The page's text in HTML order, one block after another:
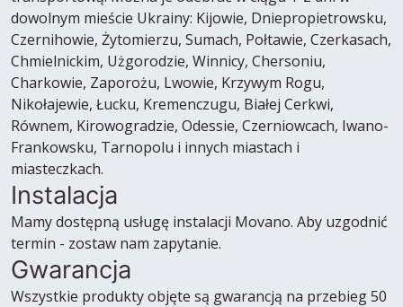
dowolnym mieście Ukrainy: Kijowie, Dniepropietrowsku,
Czernihowie, Żytomierzu, Sumach, Połtawie, Czerkasach,
Chmielnickim, Użgorodzie, Winnicy, Chersoniu,
Charkowie, Zaporożu, Lwowie, Krzywym Rogu,
Nikołajewie, Łucku, Kremenczugu, Białej Cerkwi,
Równem, Kirowogradzie, Odessie, Czerniowcach, Iwano-
Frankowsku, Tarnopolu i innych miastach i
miasteczkach.
Instalacja
Mamy dostępną usługę instalacji Movano. Aby uzgodnić
termin - zostaw nam zapytanie.
Gwarancja
Wszystkie produkty objęte są gwarancją na przebieg 50